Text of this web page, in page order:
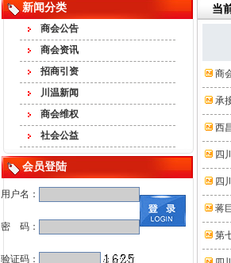
新闻分类
商会公告
商会资讯
招商引资
川温新闻
商会维权
社会公益
会员登陆
用户名：
密 码：
验证码：
当
商
承
西
四
四
蒋
第